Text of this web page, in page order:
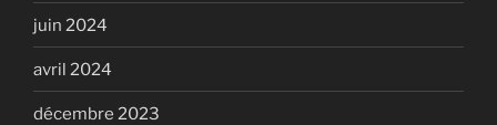
juin 2024
avril 2024
décembre 2023